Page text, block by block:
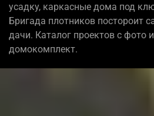
усадку, каркасные дома под
Бригада плотников постороит
дачи. Каталог проектов с фото
домокомплект.